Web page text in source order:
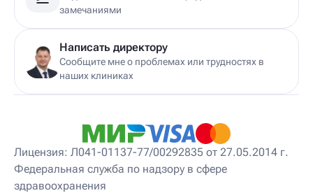
Детский дерматолог
Детский диетолог
Детский инструктор ЛФК
Детский кинезиолог
Детский консультирующий врач ЛФК
Детский мануальный терапевт
Детский массажист
Детский невропатолог
Детский нейропсихолог
Детский нутрициолог
Детский ортопед
Детский остеопат
замечаниями
Написать директору
Сообщите мне о проблемах или трудностях в
наших клиниках
Лицензия: Л041-01137-77/00292835 от 27.05.2014 г.
Федеральная служба по надзору в сфере
здравоохранения